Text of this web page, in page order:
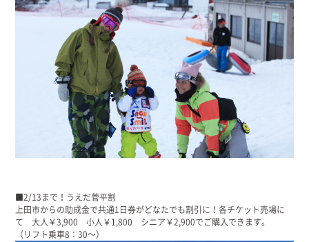
■2/13まで！うえだ菅平割
上田市からの助成金で共通1日券がどなたでも割引に！各チケット売場に
て 大人￥3,900 小人￥1,800 シニア￥2,900でご購入できます。
（リフト乗車8：30～）